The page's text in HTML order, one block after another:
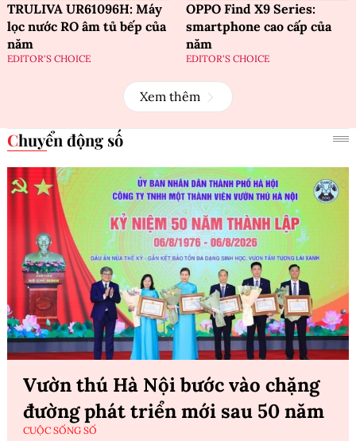
TRULIVA UR61096H: Máy
lọc nước RO âm tủ bếp của
năm
EDITOR'S CHOICE
OPPO Find X9 Series:
smartphone cao cấp của
năm
EDITOR'S CHOICE
Xem thêm
Chuyển động số
Vườn thú Hà Nội bước vào chặng
đường phát triển mới sau 50 năm
CUỘC SỐNG SỐ